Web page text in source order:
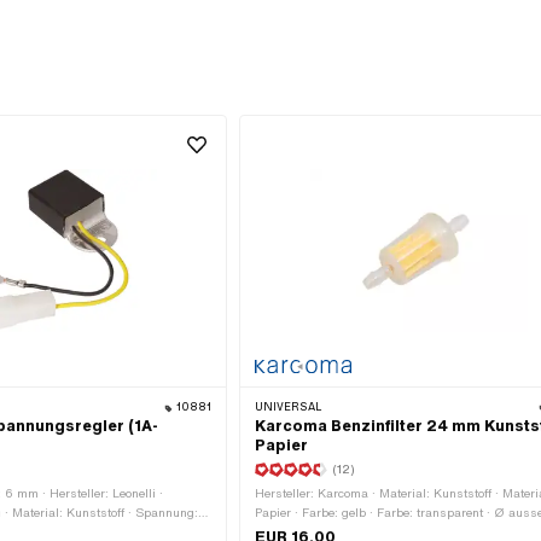
10881
(1A-
mm · Hersteller: Leonelli ·
Material: Kunststoff · Spannung:
Leistung: 100 W · Stromart:
UNIVERSAL
Karcoma Benzinfilter 24 mm
Papier
(12)
Hersteller: Karcoma · Material: Kunststoff ·
Papier · Farbe: gelb · Farbe: transparent · Ø
mm · Ø innen: 4.7 mm · Filterart: Filterpapier ·